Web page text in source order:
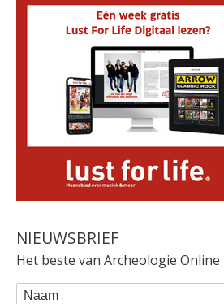
NIEUWSBRIEF
Het beste van Archeologie Online
WEBFORM
Naam